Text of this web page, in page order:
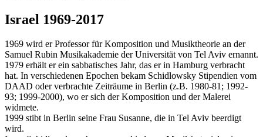
Israel 1969-2017
1969 wird er Professor für Komposition und Musiktheorie an der
Samuel Rubin Musikakademie der Universität von Tel Aviv ernannt.
1979 erhält er ein sabbatisches Jahr, das er in Hamburg verbracht
hat. In verschiedenen Epochen bekam Schidlowsky Stipendien vom
DAAD oder verbrachte Zeiträume in Berlin (z.B. 1980-81; 1992-
93; 1999-2000), wo er sich der Komposition und der Malerei
widmete.
1999 stibt in Berlin seine Frau Susanne, die in Tel Aviv beerdigt
wird.